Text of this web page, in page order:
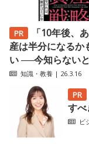
「10年後、
産は半分になるか
い ──今知らない
知識・教養 | 26.3.16
す
ビ